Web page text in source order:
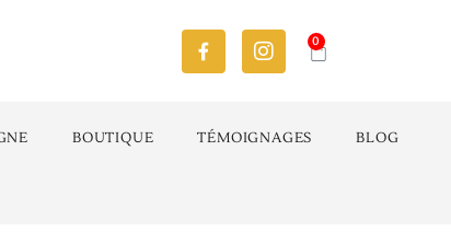
0
BOUTIQUE TÉMOIGNAGES BLOG